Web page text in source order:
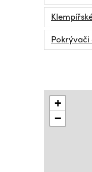
+
−